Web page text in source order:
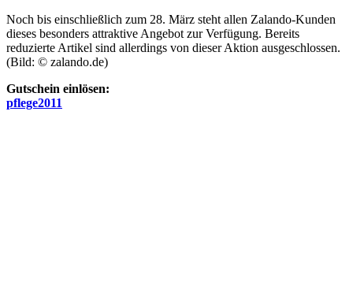
Noch bis einschließlich zum 28. März steht allen Zalando-Kunden
dieses besonders attraktive Angebot zur Verfügung. Bereits
reduzierte Artikel sind allerdings von dieser Aktion ausgeschlossen.
(Bild: © zalando.de)
Gutschein einlösen:
pflege2011